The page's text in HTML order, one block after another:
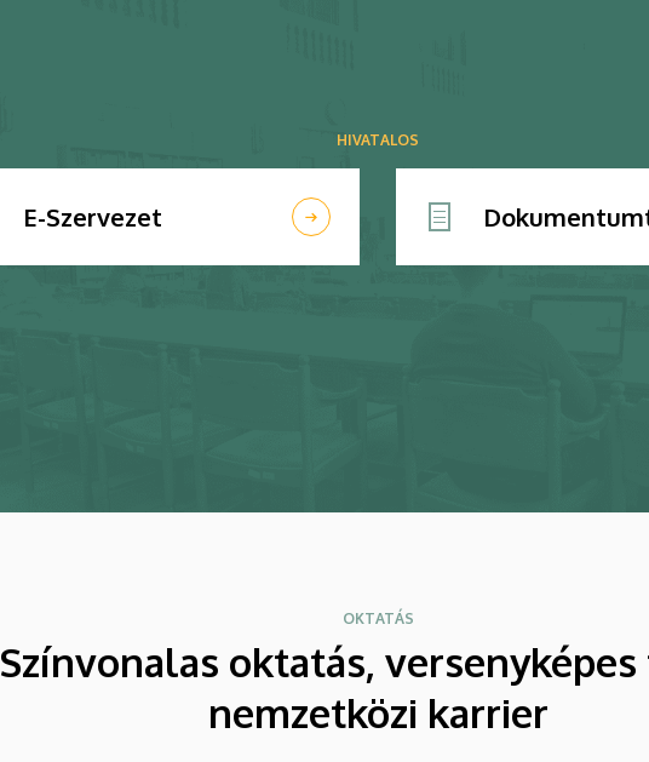
HIVATALOS
E-Szervezet
OKTATÁS
Színvonalas oktatás, versenyképes
nemzetközi karrier